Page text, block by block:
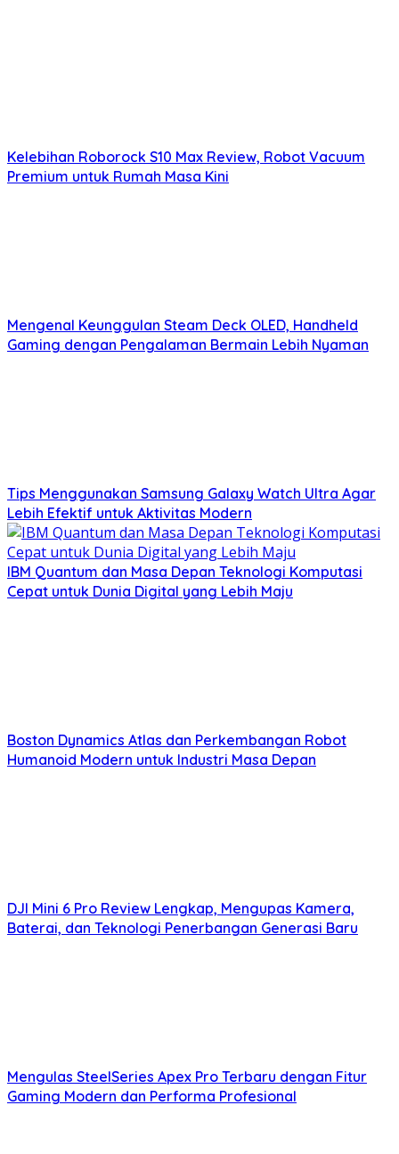
Kelebihan Roborock S10 Max Review, Robot Vacuum
Premium untuk Rumah Masa Kini
Mengenal Keunggulan Steam Deck OLED, Handheld
Gaming dengan Pengalaman Bermain Lebih Nyaman
Tips Menggunakan Samsung Galaxy Watch Ultra Agar
Lebih Efektif untuk Aktivitas Modern
IBM Quantum dan Masa Depan Teknologi Komputasi
Cepat untuk Dunia Digital yang Lebih Maju
Boston Dynamics Atlas dan Perkembangan Robot
Humanoid Modern untuk Industri Masa Depan
DJI Mini 6 Pro Review Lengkap, Mengupas Kamera,
Baterai, dan Teknologi Penerbangan Generasi Baru
Mengulas SteelSeries Apex Pro Terbaru dengan Fitur
Gaming Modern dan Performa Profesional